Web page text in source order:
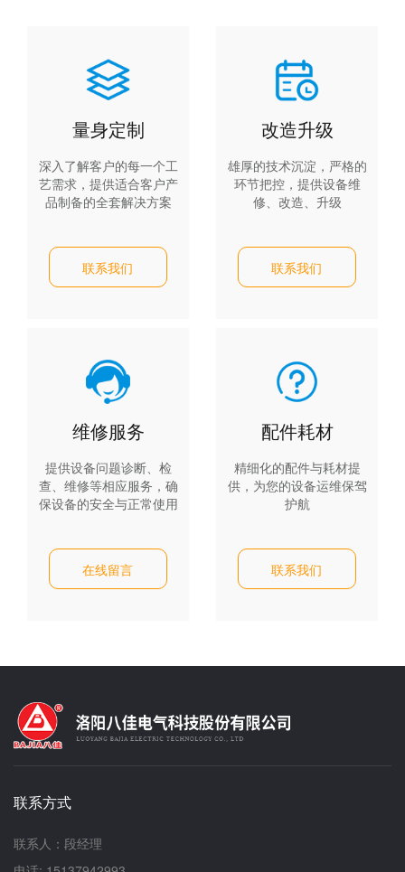
量身定制
深入了解客户的每一个工
艺需求，提供适合客户产
品制备的全套解决方案
联系我们
改造升级
雄厚的技术沉淀，严格的
环节把控，提供设备维
修、改造、升级
联系我们
维修服务
提供设备问题诊断、检
查、维修等相应服务，确
保设备的安全与正常使用
在线留言
配件耗材
精细化的配件与耗材提
供，为您的设备运维保驾
护航
联系我们
联系方式
联系人：段经理